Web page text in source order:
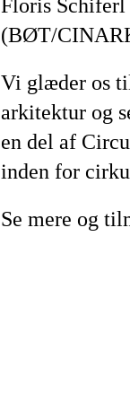
Floris Schiferl
(BØT/
Vi glæder os
arkitektur og
en del af
inden for
Se mere og